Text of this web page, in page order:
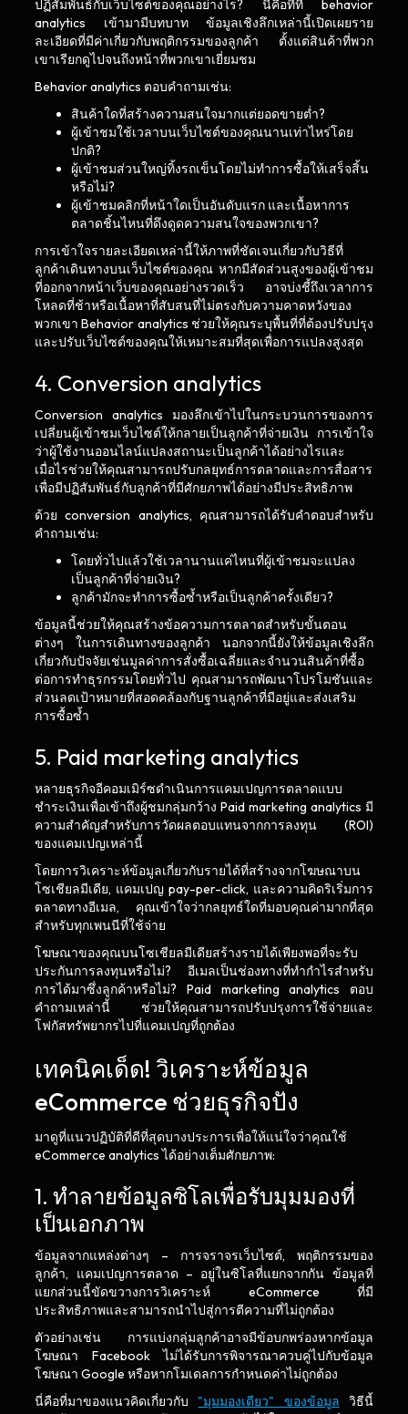
ปฏิสัมพันธ์กับเว็บไซต์ของคุณอย่างไร? นี่คือที่ที่ behavior
analytics เข้ามามีบทบาท ข้อมูลเชิงลึกเหล่านี้เปิดเผยราย
ละเอียดที่มีค่าเกี่ยวกับพฤติกรรมของลูกค้า ตั้งแต่สินค้าที่พวก
เขาเรียกดูไปจนถึงหน้าที่พวกเขาเยี่ยมชม
Behavior analytics ตอบคำถามเช่น:
สินค้าใดที่สร้างความสนใจมากแต่ยอดขายต่ำ?
ผู้เข้าชมใช้เวลาบนเว็บไซต์ของคุณนานเท่าไหร่โดย
ปกติ?
ผู้เข้าชมส่วนใหญ่ทิ้งรถเข็นโดยไม่ทำการซื้อให้เสร็จสิ้น
หรือไม่?
ผู้เข้าชมคลิกที่หน้าใดเป็นอันดับแรก และเนื้อหาการ
ตลาดชิ้นไหนที่ดึงดูดความสนใจของพวกเขา?
การเข้าใจรายละเอียดเหล่านี้ให้ภาพที่ชัดเจนเกี่ยวกับวิธีที่
ลูกค้าเดินทางบนเว็บไซต์ของคุณ หากมีสัดส่วนสูงของผู้เข้าชม
ที่ออกจากหน้าเว็บของคุณอย่างรวดเร็ว อาจบ่งชี้ถึงเวลาการ
โหลดที่ช้าหรือเนื้อหาที่สับสนที่ไม่ตรงกับความคาดหวังของ
พวกเขา Behavior analytics ช่วยให้คุณระบุพื้นที่ที่ต้องปรับปรุง
และปรับเว็บไซต์ของคุณให้เหมาะสมที่สุดเพื่อการแปลงสูงสุด
4. Conversion analytics
Conversion analytics มองลึกเข้าไปในกระบวนการของการ
เปลี่ยนผู้เข้าชมเว็บไซต์ให้กลายเป็นลูกค้าที่จ่ายเงิน การเข้าใจ
ว่าผู้ใช้งานออนไลน์แปลงสถานะเป็นลูกค้าได้อย่างไรและ
เมื่อไรช่วยให้คุณสามารถปรับกลยุทธ์การตลาดและการสื่อสาร
เพื่อมีปฏิสัมพันธ์กับลูกค้าที่มีศักยภาพได้อย่างมีประสิทธิภาพ
ด้วย conversion analytics, คุณสามารถได้รับคำตอบสำหรับ
คำถามเช่น:
โดยทั่วไปแล้วใช้เวลานานแค่ไหนที่ผู้เข้าชมจะแปลง
เป็นลูกค้าที่จ่ายเงิน?
ลูกค้ามักจะทำการซื้อซ้ำหรือเป็นลูกค้าครั้งเดียว?
ข้อมูลนี้ช่วยให้คุณสร้างข้อความการตลาดสำหรับขั้นตอน
ต่างๆ ในการเดินทางของลูกค้า นอกจากนี้ยังให้ข้อมูลเชิงลึก
เกี่ยวกับปัจจัยเช่นมูลค่าการสั่งซื้อเฉลี่ยและจำนวนสินค้าที่ซื้อ
ต่อการทำธุรกรรมโดยทั่วไป คุณสามารถพัฒนาโปรโมชันและ
ส่วนลดเป้าหมายที่สอดคล้องกับฐานลูกค้าที่มีอยู่และส่งเสริม
การซื้อซ้ำ
5. Paid marketing analytics
หลายธุรกิจอีคอมเมิร์ซดำเนินการแคมเปญการตลาดแบบ
ชำระเงินเพื่อเข้าถึงผู้ชมกลุ่มกว้าง Paid marketing analytics มี
ความสำคัญสำหรับการวัดผลตอบแทนจากการลงทุน (ROI)
ของแคมเปญเหล่านี้
โดยการวิเคราะห์ข้อมูลเกี่ยวกับรายได้ที่สร้างจากโฆษณาบน
โซเชียลมีเดีย, แคมเปญ pay-per-click, และความคิดริเริ่มการ
ตลาดทางอีเมล, คุณเข้าใจว่ากลยุทธ์ใดที่มอบคุณค่ามากที่สุด
สำหรับทุกเพนนีที่ใช้จ่าย
โฆษณาของคุณบนโซเชียลมีเดียสร้างรายได้เพียงพอที่จะรับ
ประกันการลงทุนหรือไม่? อีเมลเป็นช่องทางที่ทำกำไรสำหรับ
การได้มาซึ่งลูกค้าหรือไม่? Paid marketing analytics ตอบ
คำถามเหล่านี้ ช่วยให้คุณสามารถปรับปรุงการใช้จ่ายและ
โฟกัสทรัพยากรไปที่แคมเปญที่ถูกต้อง
เทคนิคเด็ด! วิเคราะห์ข้อมูล
eCommerce ช่วยธุรกิจปัง
มาดูที่แนวปฏิบัติที่ดีที่สุดบางประการเพื่อให้แน่ใจว่าคุณใช้
eCommerce analytics ได้อย่างเต็มศักยภาพ:
1. ทำลายข้อมูลซิโลเพื่อรับมุมมองที่
เป็นเอกภาพ
ข้อมูลจากแหล่งต่างๆ – การจราจรเว็บไซต์, พฤติกรรมของ
ลูกค้า, แคมเปญการตลาด – อยู่ในซิโลที่แยกจากกัน ข้อมูลที่
แยกส่วนนี้ขัดขวางการวิเคราะห์ eCommerce ที่มี
ประสิทธิภาพและสามารถนำไปสู่การตีความที่ไม่ถูกต้อง
ตัวอย่างเช่น การแบ่งกลุ่มลูกค้าอาจมีข้อบกพร่องหากข้อมูล
โฆษณา Facebook ไม่ได้รับการพิจารณาควบคู่ไปกับข้อมูล
โฆษณา Google หรือหากโมเดลการกำหนดค่าไม่ถูกต้อง
นี่คือที่มาของแนวคิดเกี่ยวกับ "มุมมองเดียว" ของข้อมูล วิธีนี้